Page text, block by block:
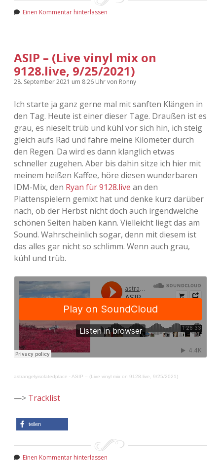
Einen Kommentar hinterlassen
ASIP – (Live vinyl mix on
9128.live, 9/25/2021)
28. September 2021 um 8:26 Uhrvon Ronny
Ich starte ja ganz gerne mal mit sanften Klängen in
den Tag. Heute ist einer dieser Tage. Draußen ist es
grau, es nieselt trüb und kühl vor sich hin, ich steig
gleich aufs Rad und fahre meine Kilometer durch
den Regen. Da wird es dann klanglich etwas
schneller zugehen. Aber bis dahin sitze ich hier mit
meinem heißen Kaffee, höre diesen wunderbaren
IDM-Mix, den Ryan für 9128.live an den
Plattenspielern gemixt hat und denke kurz darüber
nach, ob der Herbst nicht doch auch irgendwelche
schönen Seiten haben kann. Vielleicht liegt das am
Sound. Wahrscheinlich sogar, denn mit diesem ist
das alles gar nicht so schlimm. Wenn auch grau,
kühl und trüb.
astrangelyisolatedplace · ASIP – (Live vinyl mix on 9128.live, 9/25/2021)
—> Tracklist
teilen
Einen Kommentar hinterlassen